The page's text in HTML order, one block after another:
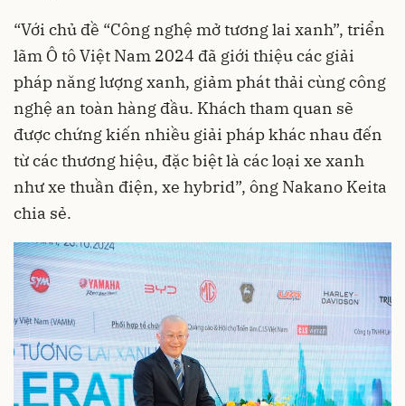
“Với chủ đề “Công nghệ mở tương lai xanh”, triển
lãm Ô tô Việt Nam 2024 đã giới thiệu các giải
pháp năng lượng xanh, giảm phát thải cùng công
nghệ an toàn hàng đầu. Khách tham quan sẽ
được chứng kiến nhiều giải pháp khác nhau đến
từ các thương hiệu, đặc biệt là các loại xe xanh
như xe thuần điện, xe hybrid”, ông Nakano Keita
chia sẻ.